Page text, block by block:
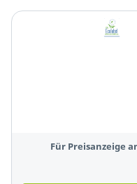
Für Preisanzeige